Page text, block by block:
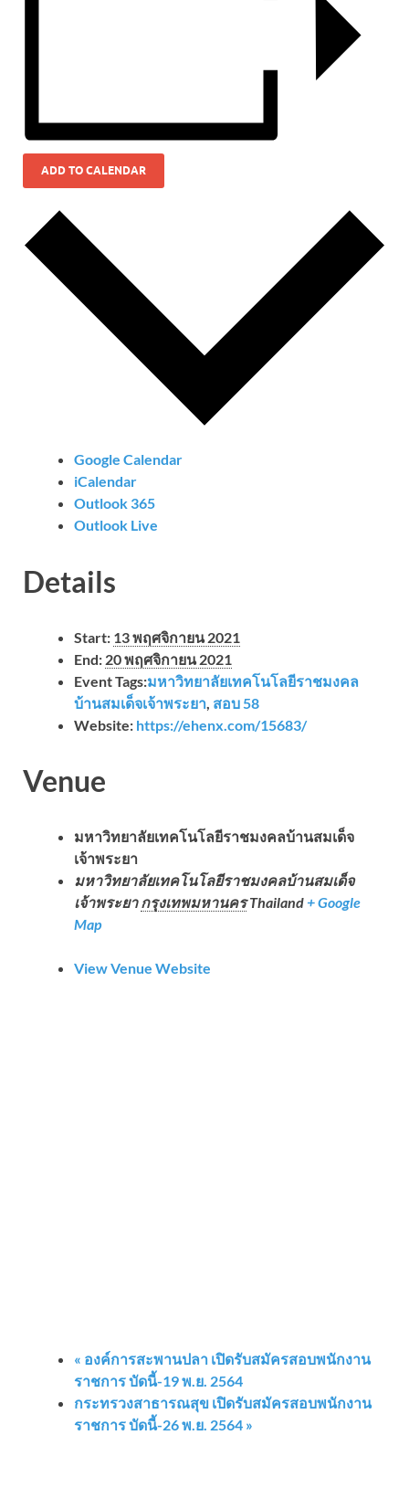
ADD TO CALENDAR
Google Calendar
iCalendar
Outlook 365
Outlook Live
Details
Start: 13 พฤศจิกายน 2021
End: 20 พฤศจิกายน 2021
Event Tags:มหาวิทยาลัยเทคโนโลยีราชมงคล
บ้านสมเด็จเจ้าพระยา สอบ 58
Website: https://ehenx.com/15683/
Venue
มหาวิทยาลัยเทคโนโลยีราชมงคลบ้านสมเด็จ
เจ้าพระยา
มหาวิทยาลัยเทคโนโลยีราชมงคลบ้านสมเด็จ
เจ้าพระยากรุงเทพมหานคร Thailand + Google
Map
View Venue Website
« องค์การสะพานปลา เปิดรับสมัครสอบพนักงาน
ราชการ บัดนี้-19 พ.ย. 2564
กระทรวงสาธารณสุข เปิดรับสมัครสอบพนักงาน
ราชการ บัดนี้-26 พ.ย. 2564 »